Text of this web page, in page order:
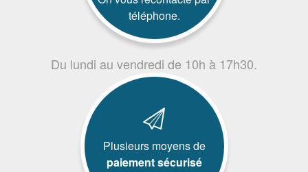
téléphone.
Du lundi au vendredi de 10h à 17h30.
Plusieurs moyens de
paiement sécurisé